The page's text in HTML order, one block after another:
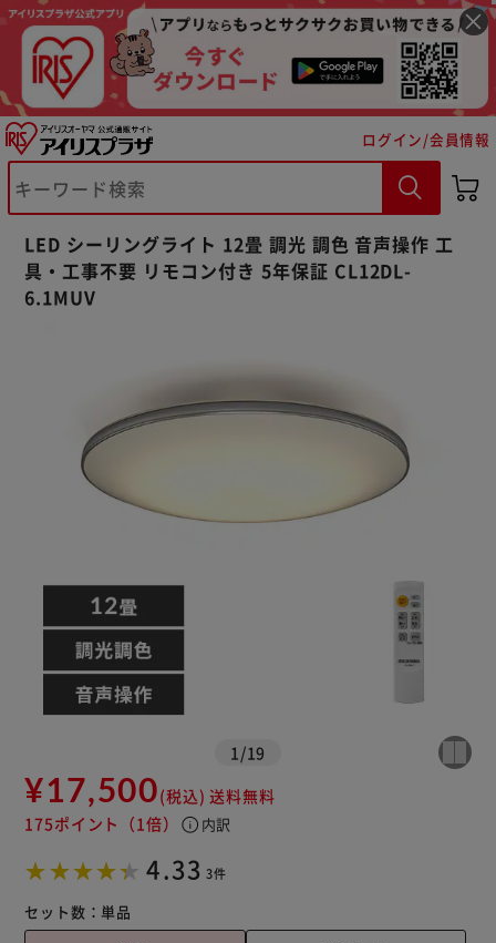
ログイン/会員情報
LED シーリングライト 12畳 調光 調色 音声操作 工
具・工事不要 リモコン付き 5年保証 CL12DL-
6.1MUV
1 /19
¥17,500(税込) 送料無料
175ポイント （1倍） info 内訳
4.33 3件
セット数： 単品
※ご確認ください
カートに入れる